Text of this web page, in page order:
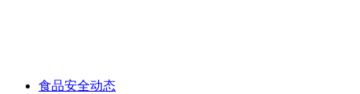
食品安全动态